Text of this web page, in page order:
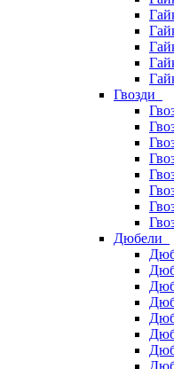
Гвозди
Дюбели